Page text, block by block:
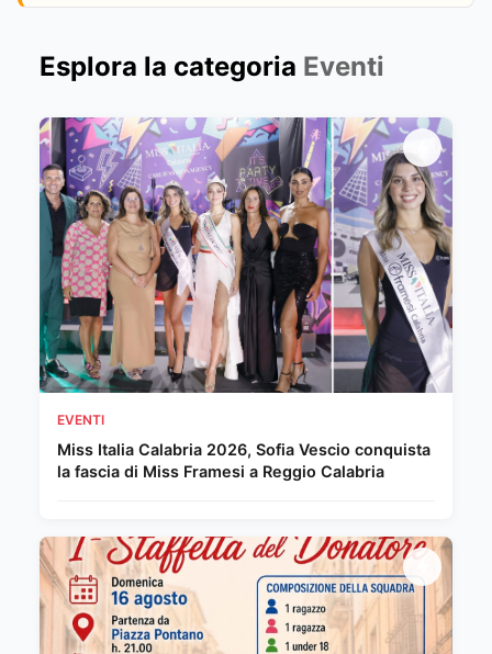
Esplora la categoria Eventi
EVENTI
Miss Italia Calabria 2026, Sofia Vescio conquista
la fascia di Miss Framesi a Reggio Calabria